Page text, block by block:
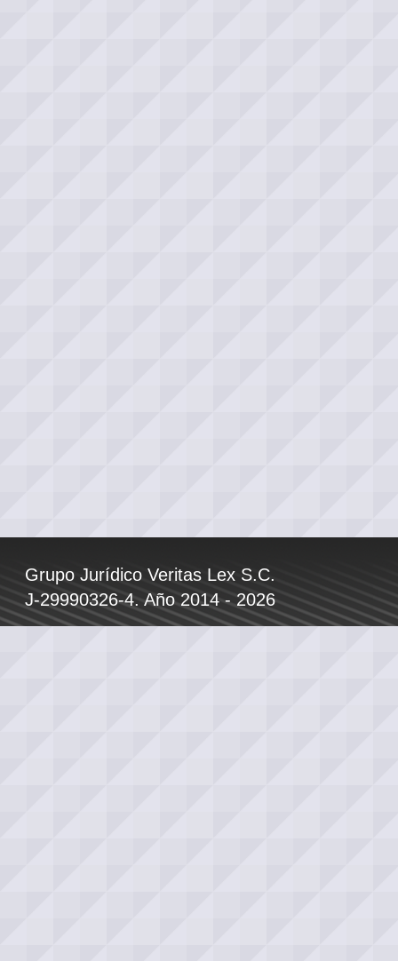
Grupo Jurídico Veritas Lex S.C.
J-29990326-4. Año 2014 - 2026